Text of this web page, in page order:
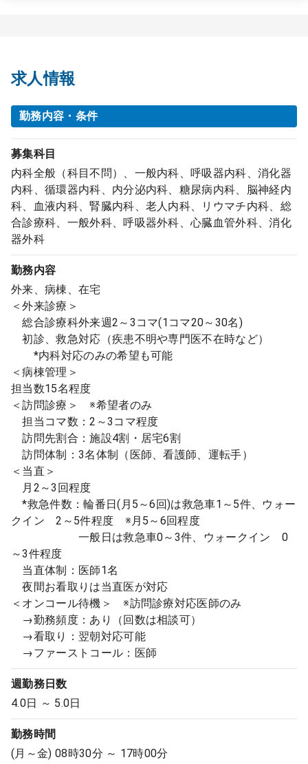
求人情報
勤務内容・条件
募集科目
内科全般（科目不問）、一般内科、呼吸器内科、消化器
内科、循環器内科、内分泌内科、糖尿病内科、脳神経内
科、血液内科、腎臓内科、老人内科、リウマチ内科、総
合診療科、一般外科、呼吸器外科、心臓血管外科、消化
器外科
勤務内容
外来、病棟、在宅
＜外来診療＞
総合診療科外来週2～3コマ(1コマ20～30名)
初診、救急対応（疾患不明や専門医不在時など）
*内科対応のみの希望も可能
＜病棟管理＞
担当数15名程度
＜訪問診療＞ ※希望者のみ
担当コマ数：2～3コマ程度
訪問先割合：施設4割・居宅6割
訪問体制：3名体制（医師、看護師、運転手）
＜当直＞
月2～3回程度
*救急件数：輪番日(月5～6回)は救急車1～5件、ウォー
クイン 2～5件程度 ※月5～6回程度
一般日は救急車0～3件、ウォークイン 0
～3件程度
当直体制：医師1名
夜間お看取りは当直医が対応
＜オンコール待機＞ ※訪問診療対応医師のみ
→勤務頻度：あり（回数は相談可）
→看取り：翌朝対応可能
→ファーストコール：医師
週勤務日数
4.0日 ～ 5.0日
勤務時間
(月～金) 08時30分 ～ 17時00分